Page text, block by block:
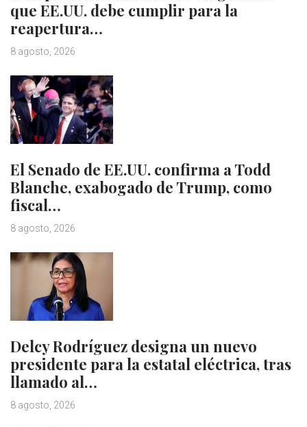
que EE.UU. debe cumplir para la
reapertura…
8 agosto, 2026
El Senado de EE.UU. confirma a Todd
Blanche, exabogado de Trump, como
fiscal…
8 agosto, 2026
Delcy Rodríguez designa un nuevo
presidente para la estatal eléctrica, tras
llamado al…
8 agosto, 2026